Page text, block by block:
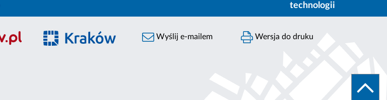
technologii
Wyślij e-mailem Wersja do druku